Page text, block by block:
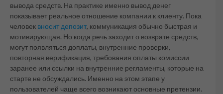
вывода средств. На практике именно вывод денег
показывает реальное отношение компании к клиенту. Пока
человек вносит депозит, коммуникация обычно быстрая и
мотивирующая. Но когда речь заходит о возврате средств,
могут появляться доплаты, внутренние проверки,
повторная верификация, требования оплаты комиссии
заранее или ссылки на внутренние регламенты, которые на
старте не обсуждались. Именно на этом этапе у
пользователей чаще всего возникают основные претензии.